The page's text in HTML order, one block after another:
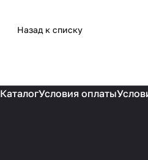
Назад к списку
КаталогУсловия оплаты